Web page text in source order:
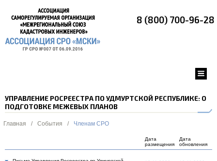
8 (800) 700-96-28
УПРАВЛЕНИЕ РОСРЕЕСТРА ПО УДМУРТСКОЙ РЕСПУБЛИКЕ: О
ПОДГОТОВКЕ МЕЖЕВЫХ ПЛАНОВ
Главная / События / Членам СРО
Дата
размещения
Дата
обновления